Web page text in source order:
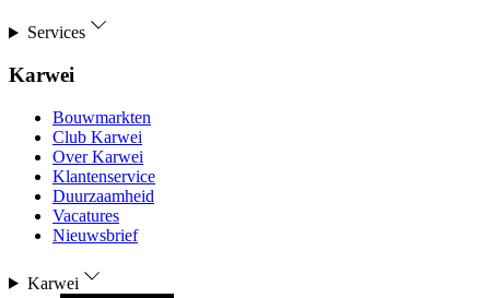
Services
Karwei
Bouwmarkten
Club Karwei
Over Karwei
Klantenservice
Duurzaamheid
Vacatures
Nieuwsbrief
Karwei